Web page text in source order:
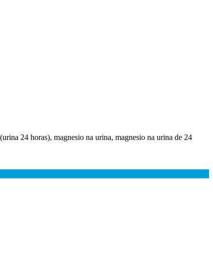
24 horas), magnesio na urina, magnesio na urina de 24